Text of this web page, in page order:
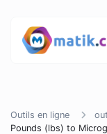
Outils en ligne
Pounds (lbs) to